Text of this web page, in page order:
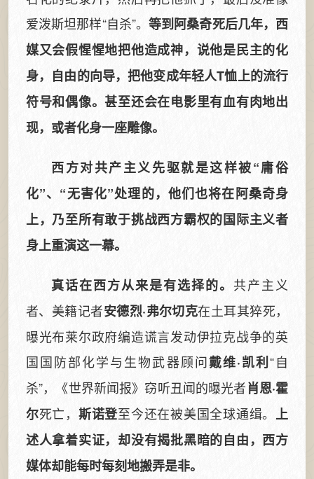
爱泼斯坦那样“自杀”。等到阿桑奇死后几年，西
媒又会假惺惺地把他造成神，说他是民主的化
身，自由的向导，把他变成年轻人T恤上的流行
符号和偶像。甚至还会在电影里有血有肉地出
现，或者化身一座雕像。
西方对共产主义先驱就是这样被“庸俗
化”、“无害化”处理的，他们也将在阿桑奇身
上，乃至所有敢于挑战西方霸权的国际主义者
身上重演这一幕。
真话在西方从来是有选择的。 共产主义
者、美籍记者安德烈·弗尔切克在土耳其猝死，
曝光布莱尔政府编造谎言发动伊拉克战争的英
国国防部化学与生物武器顾问戴维·凯利“自
杀”，《世界新闻报》窃听丑闻的曝光者肖恩·霍
尔死亡， 斯诺登至今还在被美国全球通缉。 上
述人拿着实证，却没有揭批黑暗的自由，西方
媒体却能每时每刻地搬弄是非。